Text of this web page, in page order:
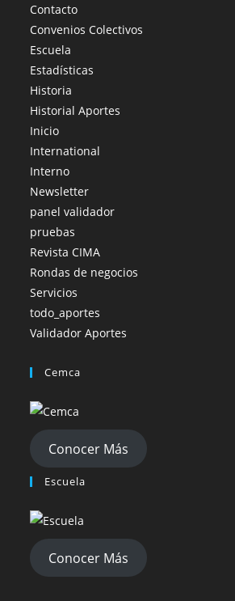
Contacto
Convenios Colectivos
Escuela
Estadísticas
Historia
Historial Aportes
Inicio
International
Interno
Newsletter
panel validador
pruebas
Revista CIMA
Rondas de negocios
Servicios
todo_aportes
Validador Aportes
Cemca
Conocer Más
Escuela
Conocer Más